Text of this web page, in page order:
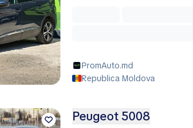
PromAuto.md
Republica Moldova
Peugeot 5008